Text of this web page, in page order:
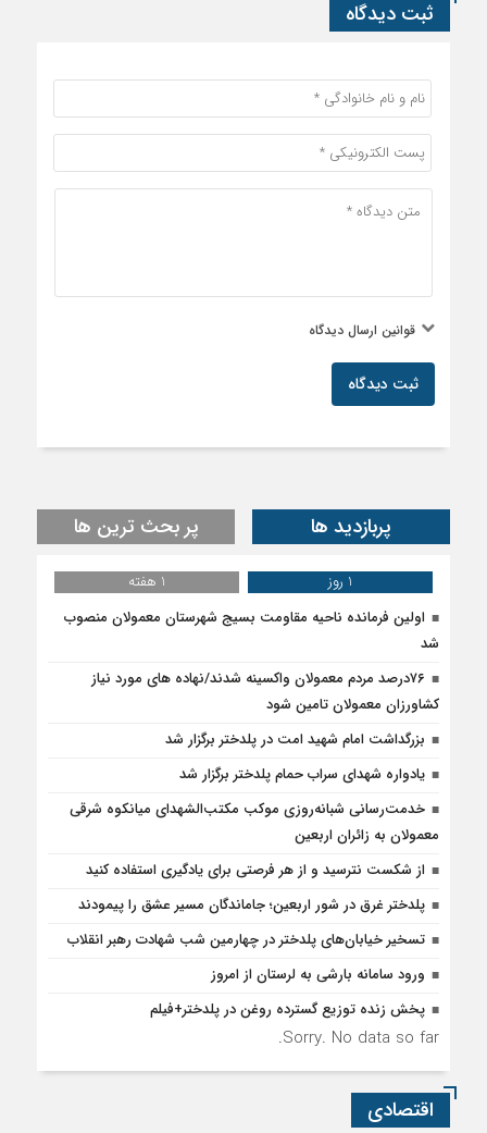
ثبت دیدگاه
قوانین ارسال دیدگاه
ثبت دیدگاه
پربازدید ها پر بحث ترین ها
1 روز
1 هفته
اولین فرمانده ناحیه مقاومت بسیج شهرستان معمولان منصوب
شد
۷۶درصد مردم معمولان واکسینه شدند/نهاده های مورد نیاز
کشاورزان معمولان تامین شود
بزرگداشت امام شهید امت در پلدختر برگزار شد
یادواره شهدای سراب حمام پلدختر برگزار شد
خدمت‌رسانی شبانه‌روزی موکب مکتب‌الشهدای میانکوه شرقی
معمولان به زائران اربعین
از شکست نترسید و از هر فرصتی برای یادگیری استفاده کنید
پلدختر غرق در شور اربعین؛ جاماندگان مسیر عشق را پیمودند
تسخیر خیابان‌های پلدختر در چهارمین شب شهادت رهبر انقلاب
ورود سامانه بارشی به لرستان از امروز
پخش زنده توزیع گسترده روغن در پلدختر+فیلم
Sorry. No data so far.
اقتصادی